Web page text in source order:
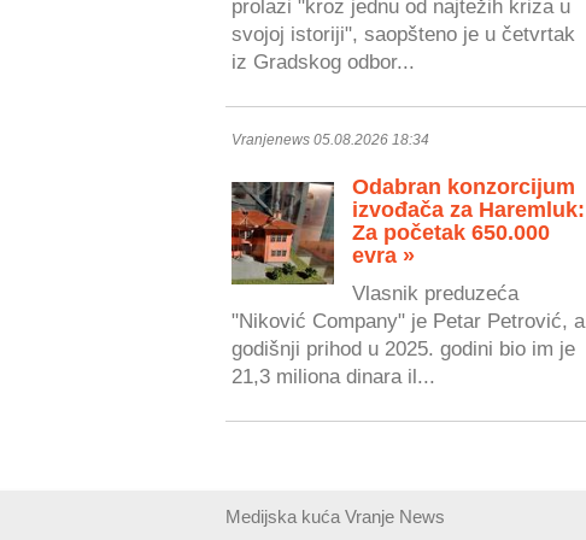
prolazi "kroz jednu od najtežih kriza u
svojoj istoriji", saopšteno je u četvrtak
iz Gradskog odbor...
Vranjenews 05.08.2026 18:34
Odabran konzorcijum
izvođača za Haremluk:
Za početak 650.000
evra »
Vlasnik preduzeća
"Niković Company" je Petar Petrović, a
godišnji prihod u 2025. godini bio im je
21,3 miliona dinara il...
Medijska kuća Vranje News